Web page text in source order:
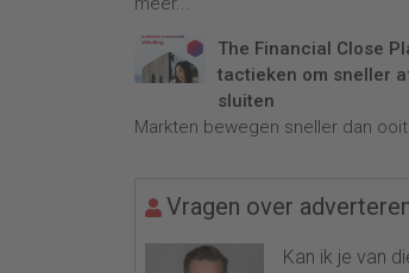
The Financial Close
tactieken om sneller
sluiten
Markten bewegen sneller dan
Vragen over
Kan ik je van